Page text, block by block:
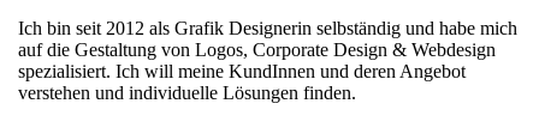
Ich bin seit 2012 als Grafik Designerin selbständig und habe mich
auf die Gestaltung von Logos, Corporate Design & Webdesign
spezialisiert. Ich will meine KundInnen und deren Angebot
verstehen und individuelle Lösungen finden.